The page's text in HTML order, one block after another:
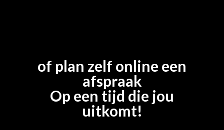
of plan zelf online een
afspraak
Op een tijd die jou
uitkomt!